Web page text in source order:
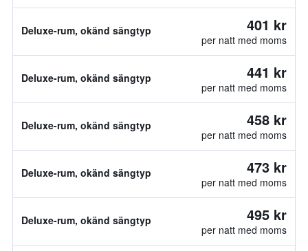
Deluxe-rum, okänd sängtyp 401 kr
per natt med moms
Deluxe-rum, okänd sängtyp 441 kr
per natt med moms
Deluxe-rum, okänd sängtyp 458 kr
per natt med moms
Deluxe-rum, okänd sängtyp 473 kr
per natt med moms
Deluxe-rum, okänd sängtyp 495 kr
per natt med moms